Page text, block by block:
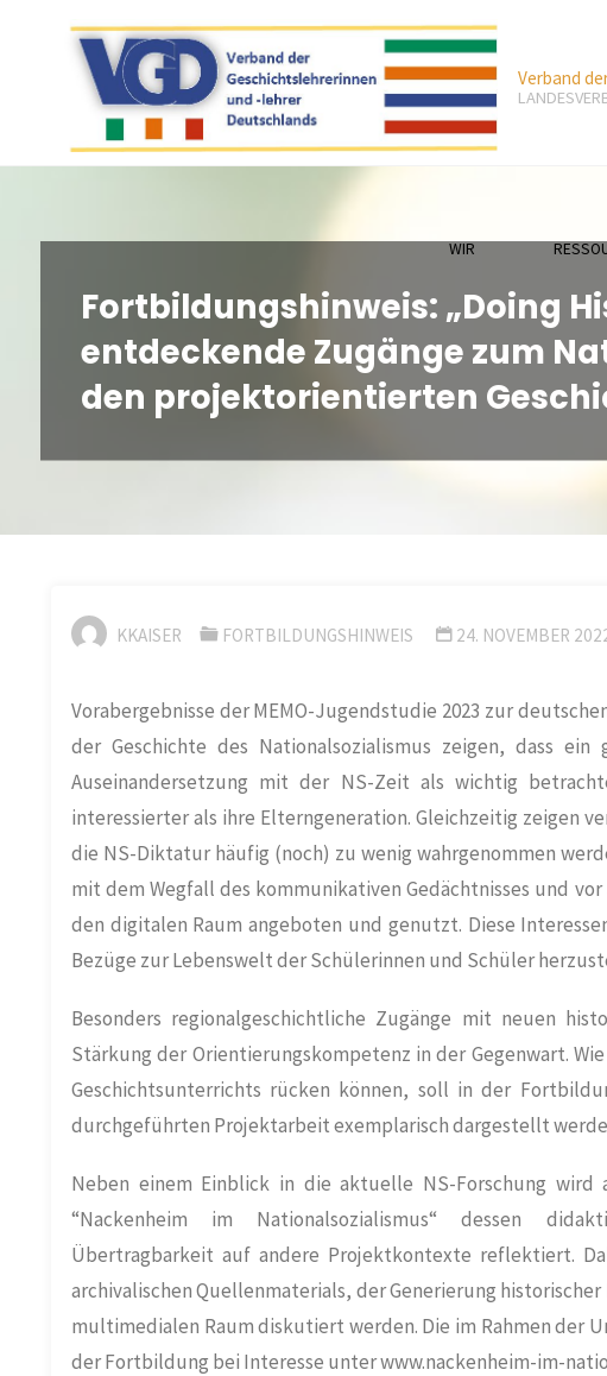
Verband
WIR
Fortbildungshinweis: „Doing
entdeckende Zugänge zum
den projektorientierten
KKAISER FORTBILDUNGSHINWEIS 24. NOVEMBER
Vorabergebnisse der MEMO-Jugendstudie 2023 zur
der Geschichte des Nationalsozialismus zeigen, dass
Auseinandersetzung mit der NS-Zeit als wichtig
interessierter als ihre Elterngeneration. Gleichzeitig zeigen
die NS-Diktatur häufig (noch) zu wenig wahrgenommen
mit dem Wegfall des kommunikativen Gedächtnisses und
den digitalen Raum angeboten und genutzt. Diese
Bezüge zur Lebenswelt der Schülerinnen und Schüler
Besonders regionalgeschichtliche Zugänge mit neuen
Stärkung der Orientierungskompetenz in der Gegenwart.
Geschichtsunterrichts rücken können, soll in der
durchgeführten Projektarbeit exemplarisch dargestellt
Neben einem Einblick in die aktuelle NS-Forschung wird
“Nackenheim im Nationalsozialismus“ dessen
Übertragbarkeit auf andere Projektkontexte reflektiert.
archivalischen Quellenmaterials, der Generierung
multimedialen Raum diskutiert werden. Die im Rahmen der
der Fortbildung bei Interesse unter www.nackenheim-im-